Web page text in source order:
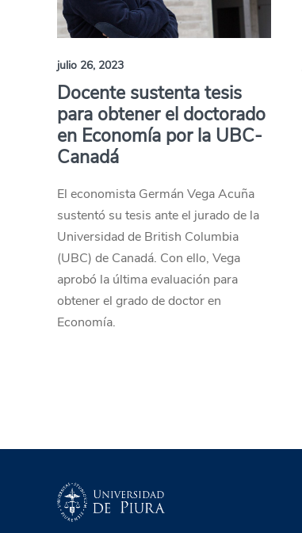
julio 26, 2023
Docente sustenta tesis
para obtener el doctorado
en Economía por la UBC-
Canadá
El economista Germán Vega Acuña
sustentó su tesis ante el jurado de la
Universidad de British Columbia
(UBC) de Canadá. Con ello, Vega
aprobó la última evaluación para
obtener el grado de doctor en
Economía.